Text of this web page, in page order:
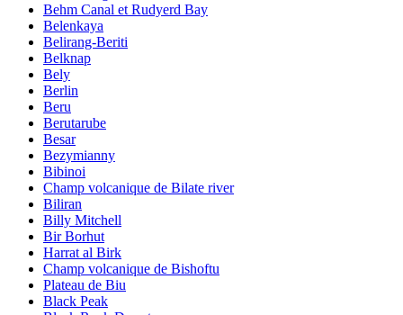
Behm Canal et Rudyerd Bay
Belenkaya
Belirang-Beriti
Belknap
Bely
Berlin
Beru
Berutarube
Besar
Bezymianny
Bibinoi
Champ volcanique de Bilate river
Biliran
Billy Mitchell
Bir Borhut
Harrat al Birk
Champ volcanique de Bishoftu
Plateau de Biu
Black Peak